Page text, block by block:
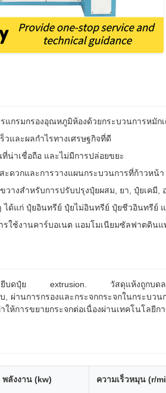
แกรมกรองอุณหภูมิห้องด้วยกระบวนการหมักเ
และผลกําไรทางเศรษฐกิจที่ดี
น่าเชื่อถือ และไม่มีการปล่อยขยะ
ะดวกและการวางแผนกระบวนการที่ก้าวหน้า
วางสําหรับการปรับปรุงปุ๋ยผสม, ยา, ปุ๋ยเคมี
ด้แก่ ปุ๋ยอินทรีย์ ปุ๋ยไม่อินทรีย์ ปุ๋ยชีวอินทรีย์
รใช้งานคาร์บอเนต แอมโมเนียมซัลฟาตดิน
ลยีบดปุ๋ย extrusion. วัสดุแห้งถูกบดลง
ผ่านการกรองและกระจกกระจกในกระบว
ให้การขยายกระจกต่อเนื่องผ่านเทคโนโลยีก
พลังงาน (kw) ความเร็วหมุน (r/